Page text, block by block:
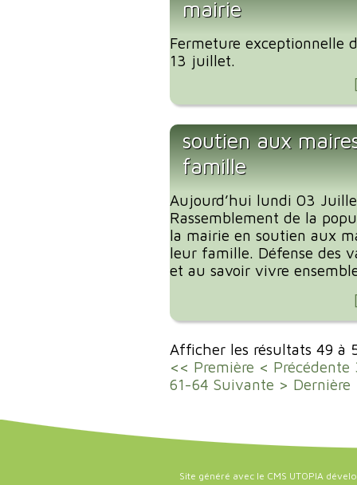
mairie
Fermeture exceptionnelle
13 juillet.
soutien aux
famille
Aujourd’hui lundi 03
Rassemblement de la
la mairie en soutien aux
leur famille. Défense des
et au savoir vivre
Afficher les résultats 49 à
<< Première < Précédente
61-64 Suivante > Dernière
Site généré avec le CMS UTOPIA